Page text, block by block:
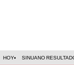
HOY SINUANO